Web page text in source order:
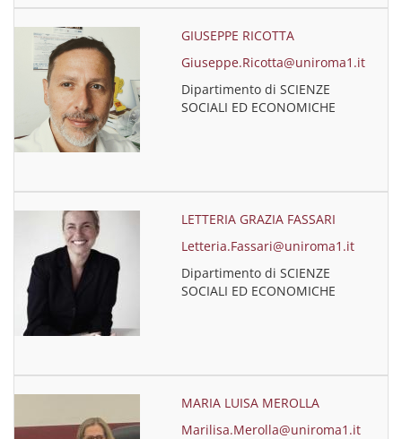
GIUSEPPE RICOTTA
Giuseppe.Ricotta@uniroma1.it
Dipartimento di SCIENZE
SOCIALI ED ECONOMICHE
LETTERIA GRAZIA FASSARI
Letteria.Fassari@uniroma1.it
Dipartimento di SCIENZE
SOCIALI ED ECONOMICHE
MARIA LUISA MEROLLA
Marilisa.Merolla@uniroma1.it